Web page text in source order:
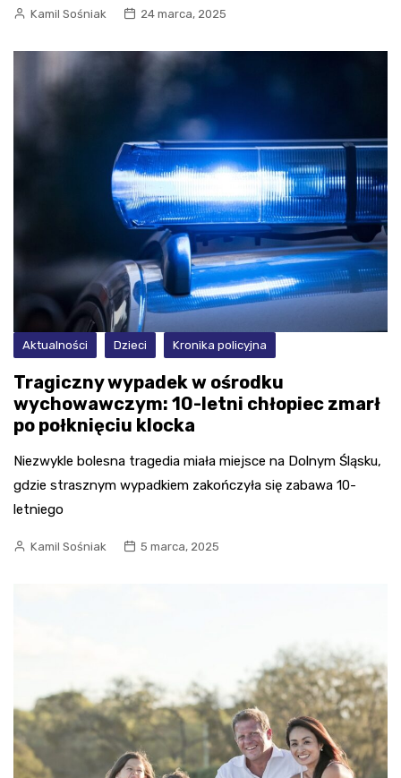
Kamil Sośniak 24 marca, 2025
Aktualności Dzieci Kronika policyjna
Tragiczny wypadek w ośrodku
wychowawczym: 10-letni chłopiec zmarł
po połknięciu klocka
Niezwykle bolesna tragedia miała miejsce na Dolnym Śląsku,
gdzie strasznym wypadkiem zakończyła się zabawa 10-
letniego
Kamil Sośniak 5 marca, 2025